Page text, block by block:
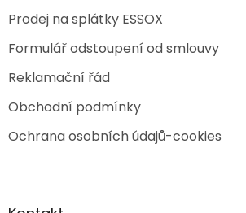
Prodej na splátky ESSOX
Formulář odstoupení od smlouvy
Reklamační řád
Obchodní podmínky
Ochrana osobních údajů-cookies